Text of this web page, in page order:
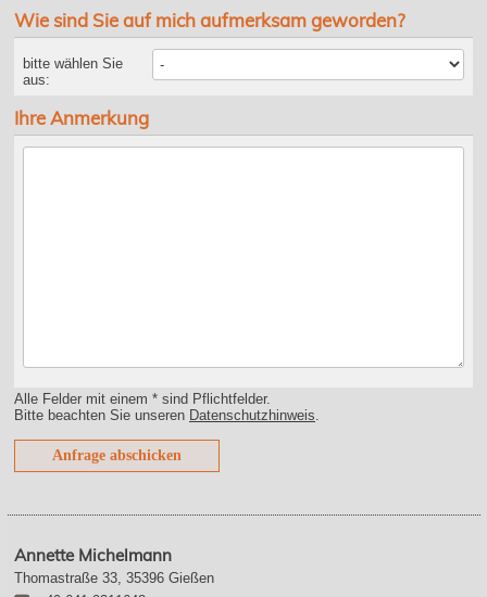
Wie sind Sie auf mich aufmerksam geworden?
bitte wählen Sie
aus:
Ihre Anmerkung
Alle Felder mit einem * sind Pflichtfelder.
Bitte beachten Sie unseren Datenschutzhinweis.
Annette Michelmann
Thomastraße 33, 35396 Gießen